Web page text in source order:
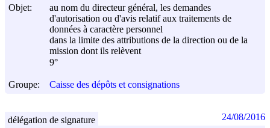
Objet:
au nom du directeur général, les demandes
d'autorisation ou d'avis relatif aux traitements de
données à caractère personnel
dans la limite des attributions de la direction ou de la
mission dont ils relèvent
9°
Groupe: Caisse des dépôts et consignations
délégation de signature 24/08/2016